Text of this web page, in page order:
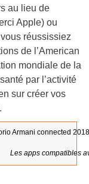
au lieu de
Apple) ou
réussissiez
de l’American
mondiale de la
par l’activité
sur créer vos
Les apps compatibles